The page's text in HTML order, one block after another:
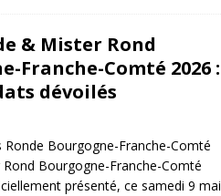
& Mister Rond
Franche-Comté 2026 :
dévoilés
Ronde Bourgogne-Franche-Comté
Rond Bourgogne-Franche-Comté
présenté, ce samedi 9 mai